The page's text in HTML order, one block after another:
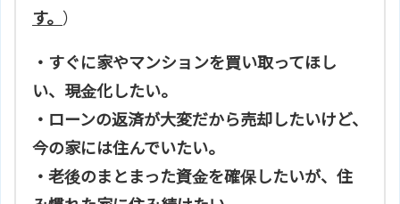
す。 ）
・すぐに家やマンションを買い取ってほし
い、現金化したい。
・ローンの返済が大変だから売却したいけど、
今の家には住んでいたい。
・老後のまとまった資金を確保したいが、住